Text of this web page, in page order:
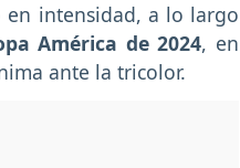
en intensidad, a lo largo
América de 2024, en
ante la tricolor.